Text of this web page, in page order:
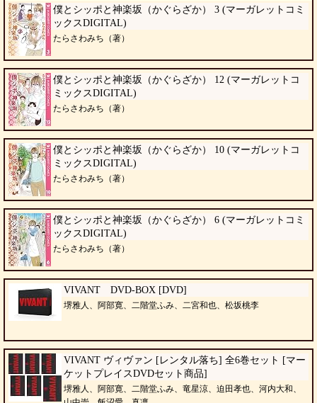
僕とシッポと神楽坂（かぐらざか） 3 (マーガレットコミ
ックスDIGITAL)
たらさわみち（著）
僕とシッポと神楽坂（かぐらざか） 12 (マーガレットコ
ミックスDIGITAL)
たらさわみち（著）
僕とシッポと神楽坂（かぐらざか） 10 (マーガレットコ
ミックスDIGITAL)
たらさわみち（著）
僕とシッポと神楽坂（かぐらざか） 6 (マーガレットコミ
ックスDIGITAL)
たらさわみち（著）
VIVANT DVD-BOX [DVD]
堺雅人、阿部寛、二階堂ふみ、二宮和也、松坂桃李
VIVANT ヴィヴァン [レンタル落ち] 全6巻セット [マー
ケットプレイスDVDセット商品]
堺雅人、阿部寛、二階堂ふみ、竜星涼、迫田孝也、河内大和、